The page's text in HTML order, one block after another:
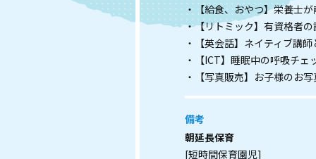
・【給食、おやつ】栄養士
・【リトミック】有資格者
・【英会話】ネイティブ講
・【ICT】睡眠中の呼吸チ
・【写真販売】お子様のお
備考
朝延長保育
[短時間保育園児]